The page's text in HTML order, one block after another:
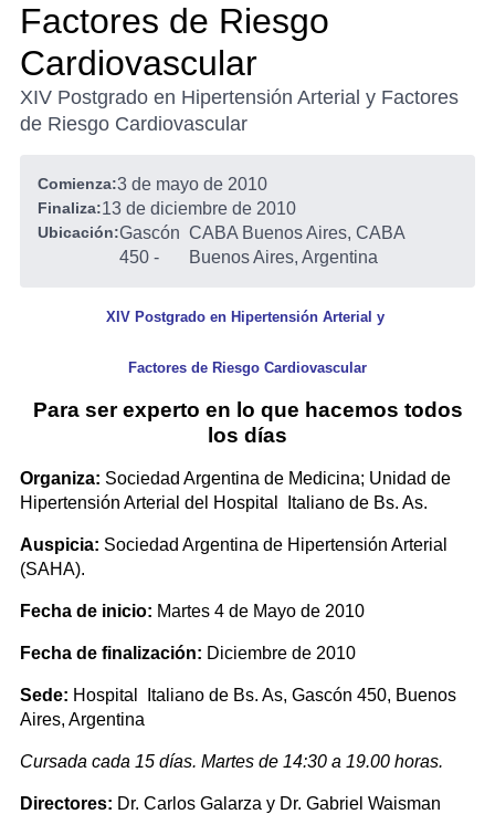
Factores de Riesgo
Cardiovascular
XIV Postgrado en Hipertensión Arterial y Factores
de Riesgo Cardiovascular
Comienza:3 de mayo de 2010
Finaliza:13 de diciembre de 2010
Ubicación:Gascón
450 -
CABA Buenos Aires, CABA
Buenos Aires, Argentina
XIV Postgrado en Hipertensión Arterial y
Factores de Riesgo Cardiovascular
Para ser experto en lo que hacemos todos
los días
Organiza: Sociedad Argentina de Medicina; Unidad de
Hipertensión Arterial del Hospital Italiano de Bs. As.
Auspicia: Sociedad Argentina de Hipertensión Arterial
(SAHA).
Fecha de inicio: Martes 4 de Mayo de 2010
Fecha de finalización: Diciembre de 2010
Sede: Hospital Italiano de Bs. As, Gascón 450, Buenos
Aires, Argentina
Cursada cada 15 días. Martes de 14:30 a 19.00 horas.
Directores: Dr. Carlos Galarza y Dr. Gabriel Waisman